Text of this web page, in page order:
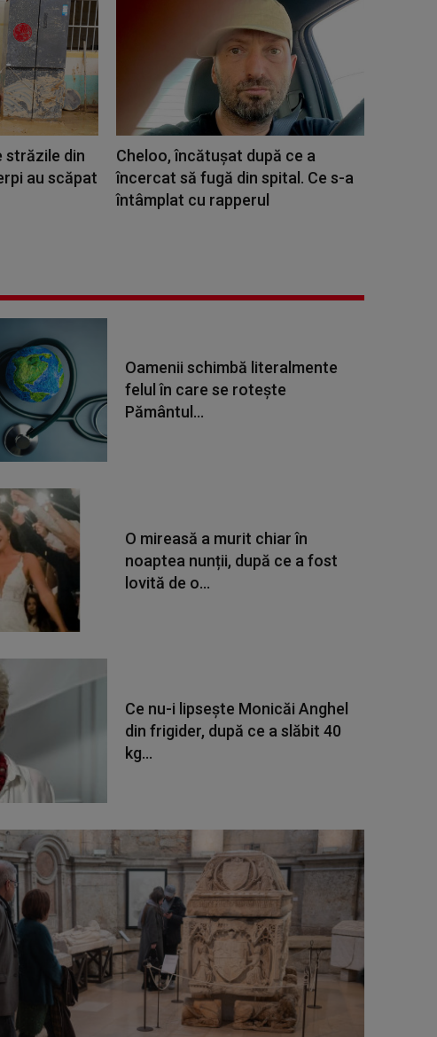
străzile din
au scăpat
Cheloo, încătușat după ce a
încercat să fugă din spital. Ce s-a
întâmplat cu rapperul
Oamenii schimbă literalmente
felul în care se rotește
Pământul...
O mireasă a murit chiar în
noaptea nunții, după ce a fost
lovită de o...
Ce nu-i lipsește Monicăi Anghel
din frigider, după ce a slăbit 40
kg...